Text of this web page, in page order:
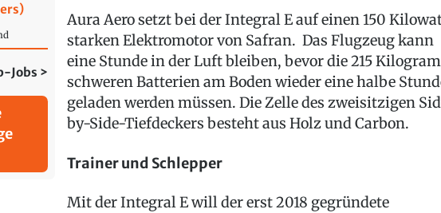
Jobs >
Aura Aero setzt bei der Integral E auf einen 150
starken Elektromotor von Safran. Das Flugzeug kann
eine Stunde in der Luft bleiben, bevor die 215
schweren Batterien am Boden wieder eine halbe
geladen werden müssen. Die Zelle des zweisitzigen
by-Side-Tiefdeckers besteht aus Holz und Carbon.
Trainer und Schlepper
Mit der Integral E will der erst 2018 gegründete